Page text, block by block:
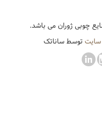
چوبی ژوران می باشد.
سایت توسط ساناتک